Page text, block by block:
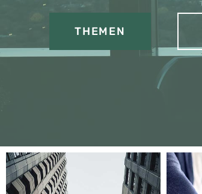
THEMEN